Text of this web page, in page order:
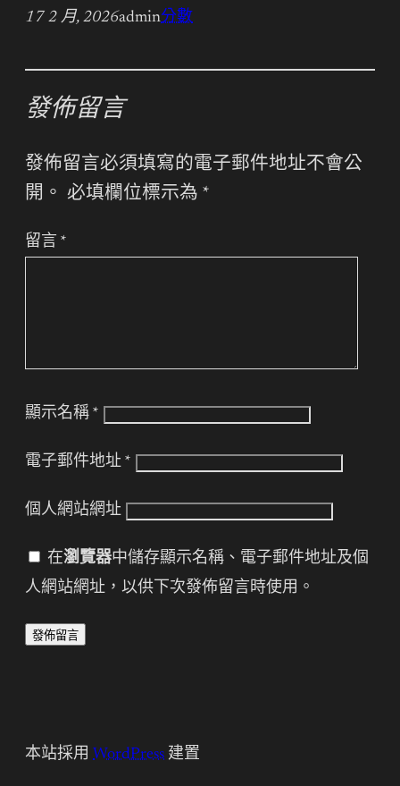
17 2 月, 2026admin分數
發佈留言
發佈留言必須填寫的電子郵件地址不會公
開。 必填欄位標示為 *
留言 *
顯示名稱 *
電子郵件地址 *
個人網站網址
在瀏覽器中儲存顯示名稱、電子郵件地址及個
人網站網址，以供下次發佈留言時使用。
本站採用 WordPress 建置